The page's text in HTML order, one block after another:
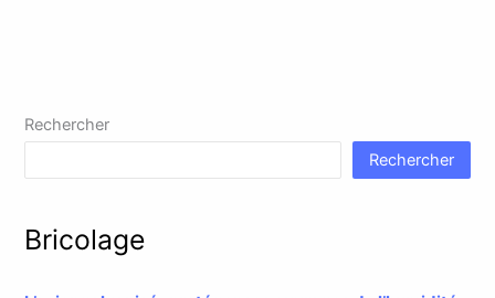
Rechercher
Rechercher
Bricolage